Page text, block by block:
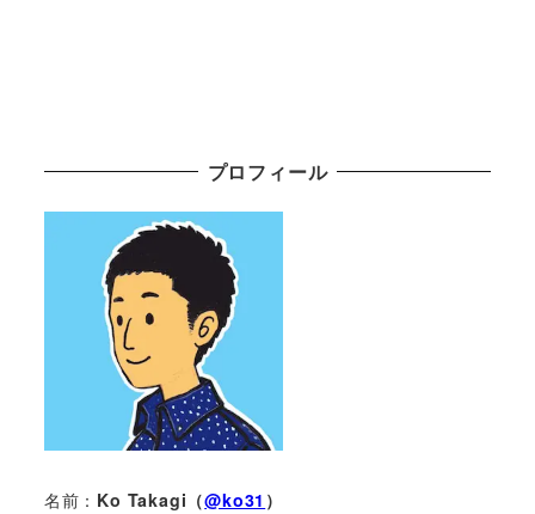
プロフィール
名前： Ko Takagi（@ko31 ）